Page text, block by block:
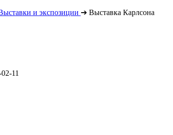
и экспозиции ➔ Выставка Карлсона
11